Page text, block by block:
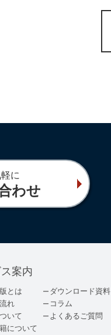
に
わせ
案内
とは
れ
いて
について
ダウンロード資料
コラム
よくあるご質問